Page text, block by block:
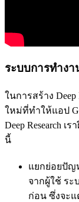
ระบบการทำง
ในการสร้าง
ใหม่ที่ทำให้แอป
Deep Research
นี้
แยกย่อยปัญ
จากผู้ใช้ ระ
ก่อน ซึ่งจะ